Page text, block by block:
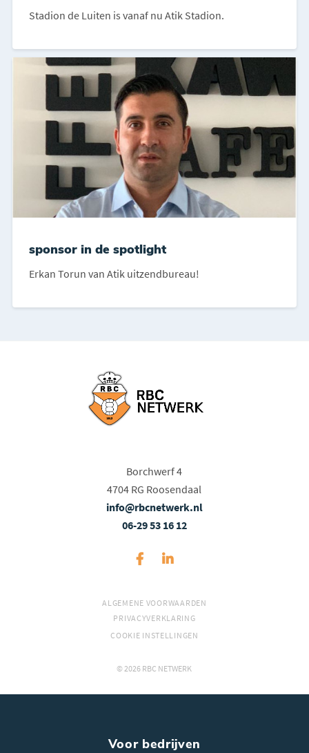
Stadion de Luiten is vanaf nu Atik Stadion.
sponsor in de spotlight
Erkan Torun van Atik uitzendbureau!
Borchwerf 4
4704 RG Roosendaal
info@rbcnetwerk.nl
06-29 53 16 12
ALGEMENE VOORWAARDEN
PRIVACYVERKLARING
COOKIE INSTELLINGEN
© 2026 RBC NETWERK
Voor bedrijven